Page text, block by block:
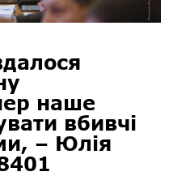
наше
вбивчі
– Юлія